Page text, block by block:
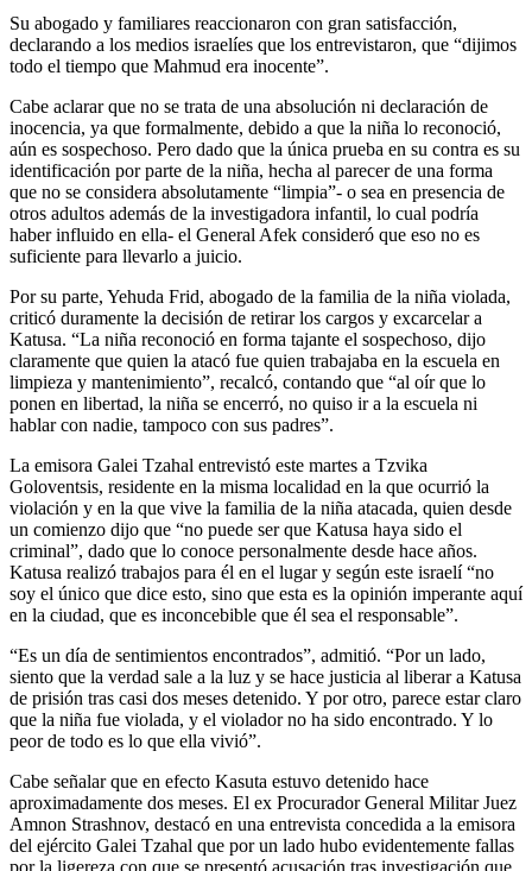
Su abogado y familiares reaccionaron con gran satisfacción,
declarando a los medios israelíes que los entrevistaron, que “dijimos
todo el tiempo que Mahmud era inocente”.
Cabe aclarar que no se trata de una absolución ni declaración de
inocencia, ya que formalmente, debido a que la niña lo reconoció,
aún es sospechoso. Pero dado que la única prueba en su contra es su
identificación por parte de la niña, hecha al parecer de una forma
que no se considera absolutamente “limpia”- o sea en presencia de
otros adultos además de la investigadora infantil, lo cual podría
haber influido en ella- el General Afek consideró que eso no es
suficiente para llevarlo a juicio.
Por su parte, Yehuda Frid, abogado de la familia de la niña violada,
criticó duramente la decisión de retirar los cargos y excarcelar a
Katusa. “La niña reconoció en forma tajante el sospechoso, dijo
claramente que quien la atacó fue quien trabajaba en la escuela en
limpieza y mantenimiento”, recalcó, contando que “al oír que lo
ponen en libertad, la niña se encerró, no quiso ir a la escuela ni
hablar con nadie, tampoco con sus padres”.
La emisora Galei Tzahal entrevistó este martes a Tzvika
Goloventsis, residente en la misma localidad en la que ocurrió la
violación y en la que vive la familia de la niña atacada, quien desde
un comienzo dijo que “no puede ser que Katusa haya sido el
criminal”, dado que lo conoce personalmente desde hace años.
Katusa realizó trabajos para él en el lugar y según este israelí “no
soy el único que dice esto, sino que esta es la opinión imperante aquí
en la ciudad, que es inconcebible que él sea el responsable”.
“Es un día de sentimientos encontrados”, admitió. “Por un lado,
siento que la verdad sale a la luz y se hace justicia al liberar a Katusa
de prisión tras casi dos meses detenido. Y por otro, parece estar claro
que la niña fue violada, y el violador no ha sido encontrado. Y lo
peor de todo es lo que ella vivió”.
Cabe señalar que en efecto Kasuta estuvo detenido hace
aproximadamente dos meses. El ex Procurador General Militar Juez
Amnon Strashnov, destacó en una entrevista concedida a la emisora
del ejército Galei Tzahal que por un lado hubo evidentemente fallas
por la ligereza con que se presentó acusación tras investigación que